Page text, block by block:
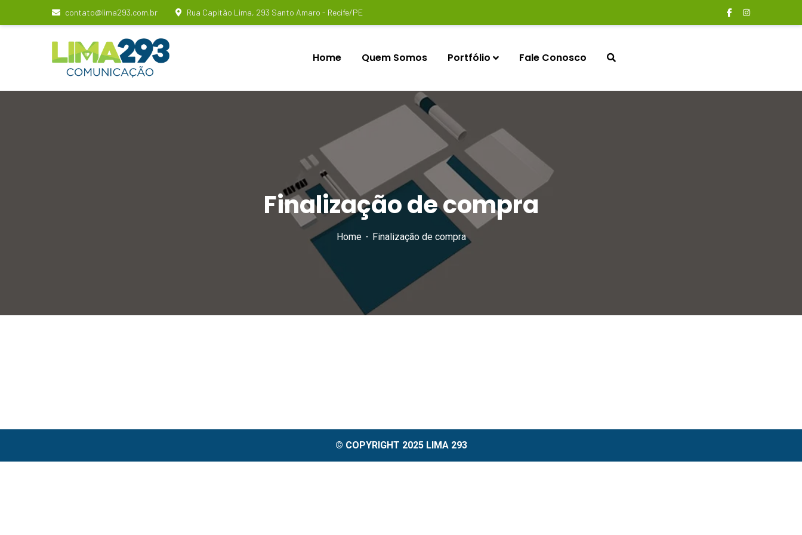
contato@lima293.com.br Rua Capitão Lima, 293 Santo Amaro - Recife/PE
Home Quem Somos Portfólio Fale Conosco
Finalização de compra
Home Finalização de compra
© COPYRIGHT 2025 LIMA 293